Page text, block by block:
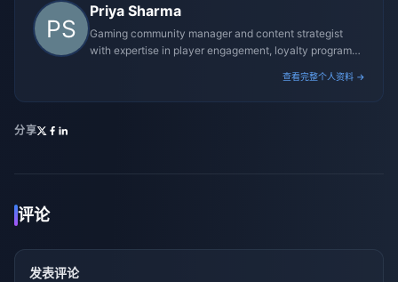
Priya Sharma
Gaming community manager and content strategist
with expertise in player engagement, loyalty programs,
查看完整个人资料 →
分享
评论
发表评论